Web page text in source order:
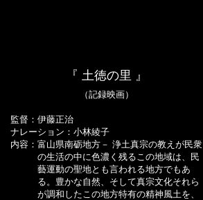
『 土徳の里 』
（記録映画）
監督：伊藤正治
ナレーション：小林綾子
内容：富山県南砺地方－ 浄土真宗の教えが民衆
の生活の中に色濃く残るこの地域は、民
藝運動の聖地とも言われる地方でもあ
る。豊かな自然、そして真宗文化それら
が調和したこの地方特有の精神風土を、